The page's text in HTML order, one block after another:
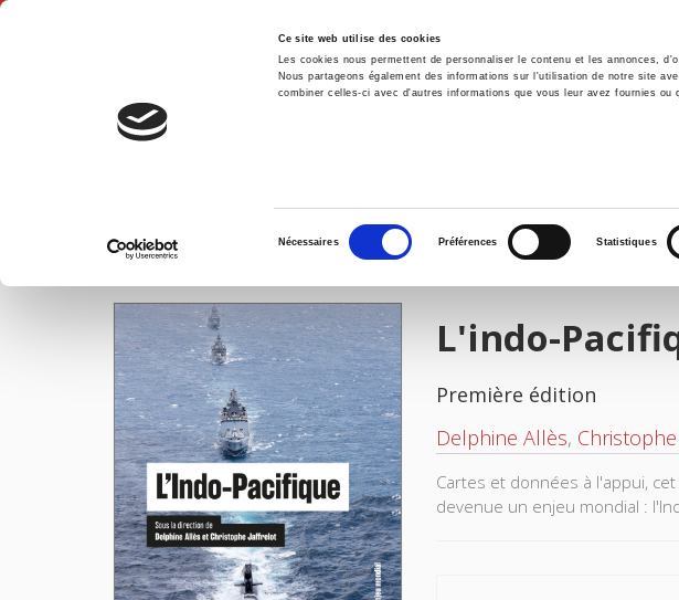
Ce site web utilise des cookies
Les cookies nous permettent de personnaliser le contenu et les annonces,
Nous partageons également des informations sur l'utilisation de notre site
combiner celles-ci avec d'autres informations que vous leur avez fournies
consentement
Nécessaires Préférences Statistiques
Accueil
IMAGES
L'indo-
Première édition
Delphine Allès,
Cartes et données à l'appui,
devenue un enjeu mondial :